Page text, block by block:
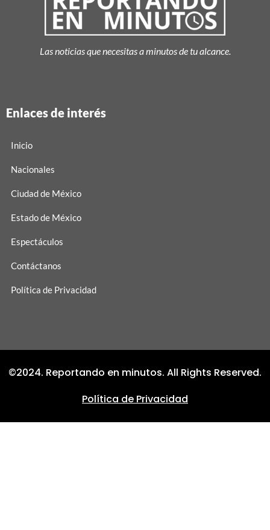
Las noticias que necesitas a minutos de tu alcance.
Enlaces de interés
Inicio
Nacionales
Ciudad de México
Estado de México
Espectáculos
Contáctanos
Política de Privacidad
©2024. Reportando en minutos. All Rights Reserved.
Política de Privacidad